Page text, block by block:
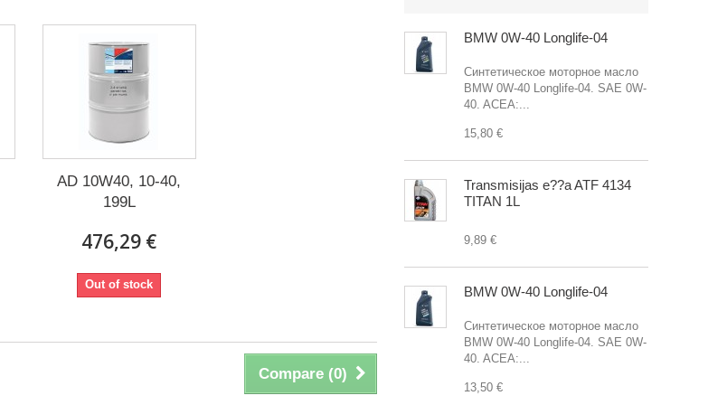
AD 10W40, 10-40,
199L
476,29 €
Out of stock
Compare (0)
BMW 0W-40 Longlife-04
Синтетическое моторное масло
BMW 0W-40 Longlife-04. SAE 0W-
40. ACEA:...
15,80 €
Transmisijas e??a ATF 4134
TITAN 1L
9,89 €
BMW 0W-40 Longlife-04
Синтетическое моторное масло
BMW 0W-40 Longlife-04. SAE 0W-
40. ACEA:...
13,50 €